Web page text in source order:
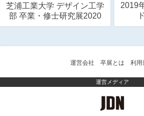
芝浦工業大学 デザイン工学
部 卒業・修士研究展2020
2019
運営会社 卒展とは 利用
運営メディア